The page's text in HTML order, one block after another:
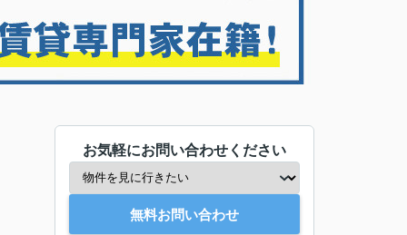
お気軽にお問い合わせください
無料お問い合わせ